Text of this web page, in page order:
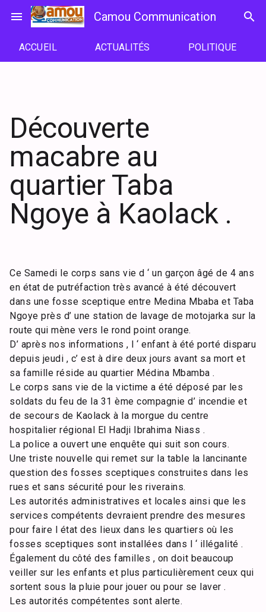
menu Camou Communication search
ACCUEIL ACTUALITÉS POLITIQUE
Découverte
macabre au
quartier Taba
Ngoye à Kaolack .
Ce Samedi le corps sans vie d ‘ un garçon âgé de 4 ans
en état de putréfaction très avancé à été découvert
dans une fosse sceptique entre Medina Mbaba et Taba
Ngoye près d’ une station de lavage de motojarka sur la
route qui mène vers le rond point orange.
D’ après nos informations , l ‘ enfant à été porté disparu
depuis jeudi , c’ est à dire deux jours avant sa mort et
sa famille réside au quartier Médina Mbamba .
Le corps sans vie de la victime a été déposé par les
soldats du feu de la 31 ème compagnie d’ incendie et
de secours de Kaolack à la morgue du centre
hospitalier régional El Hadji Ibrahima Niass .
La police a ouvert une enquête qui suit son cours.
Une triste nouvelle qui remet sur la table la lancinante
question des fosses sceptiques construites dans les
rues et sans sécurité pour les riverains.
Les autorités administratives et locales ainsi que les
services compétents devraient prendre des mesures
pour faire l état des lieux dans les quartiers où les
fosses sceptiques sont installées dans l ‘ illégalité .
Également du côté des familles , on doit beaucoup
veiller sur les enfants et plus particulièrement ceux qui
sortent sous la pluie pour jouer ou pour se laver .
Les autorités compétentes sont alerte.